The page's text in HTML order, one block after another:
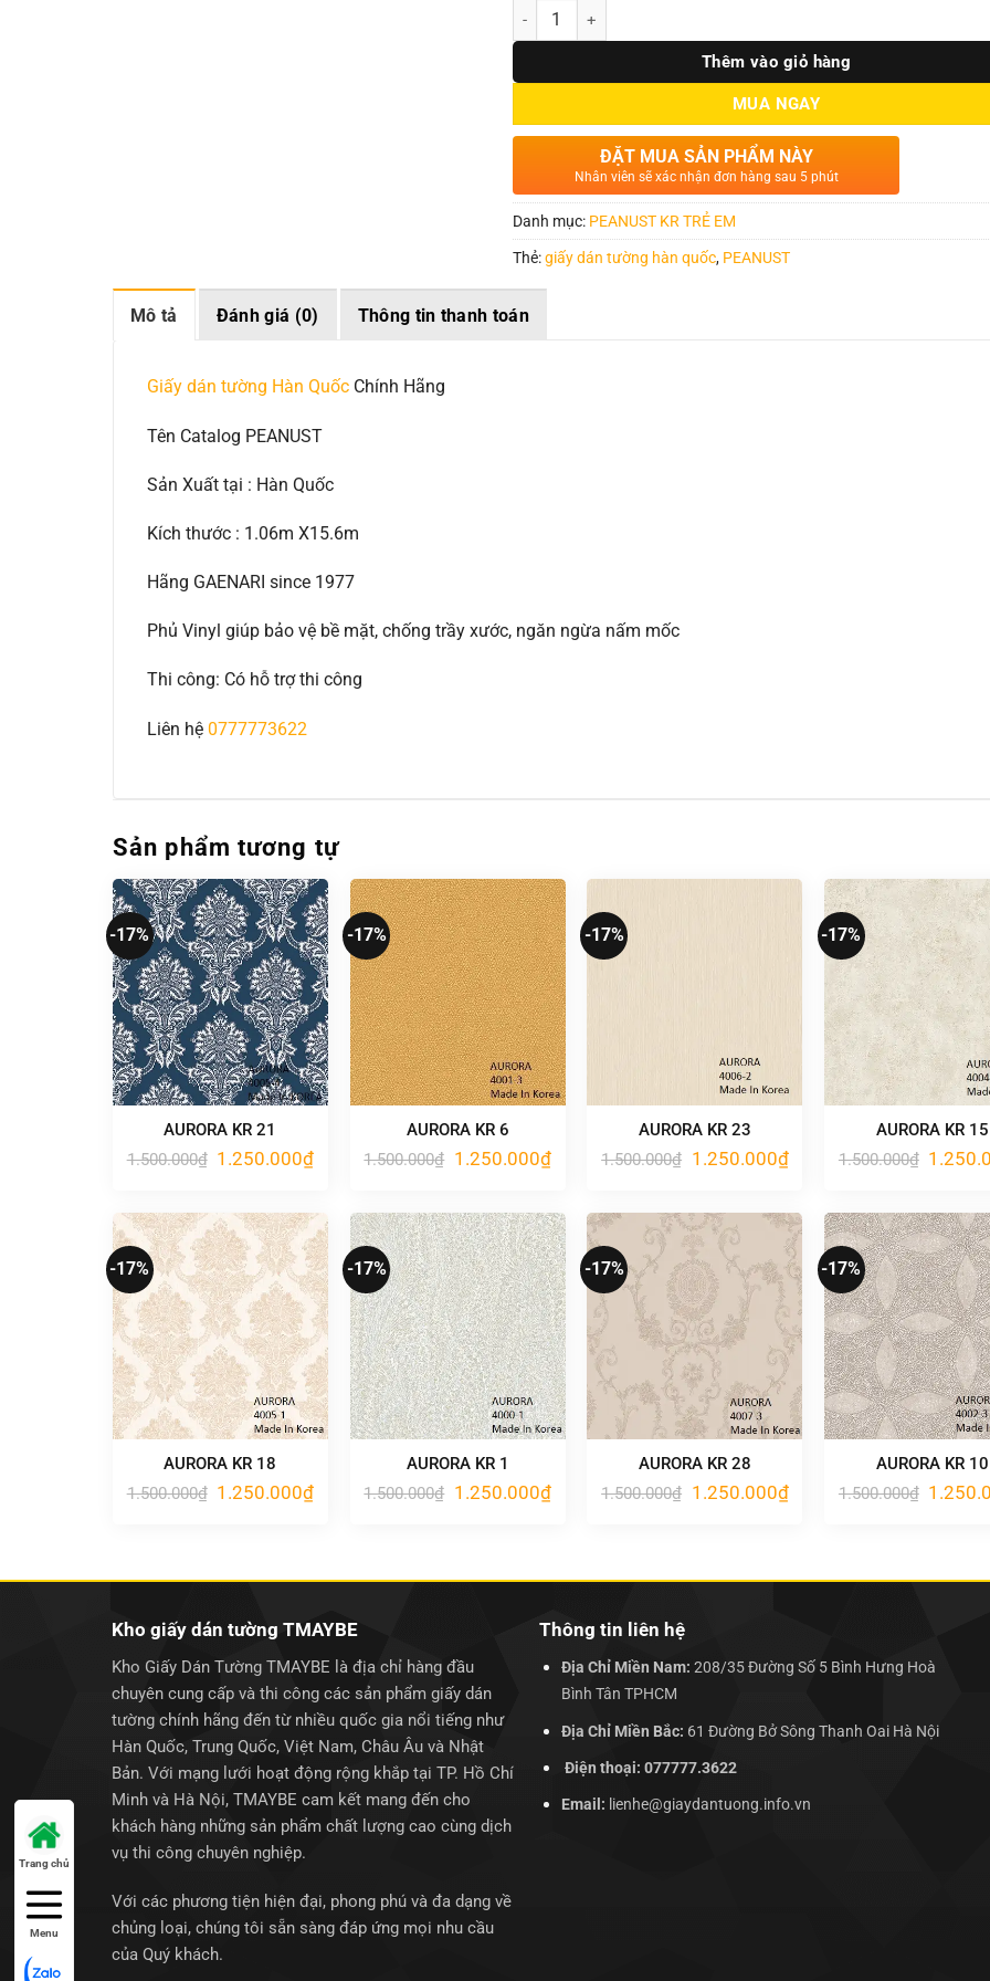
Số lượng
Thêm vào giỏ hàng
MUA NGAY
ĐẶT MUA SẢN PHẨM NÀY
Nhân viên sẽ xác nhận đơn hàng sau 5 phút
Danh mục: PEANUST KR TRẺ EM
Thẻ:giấy dán tường hàn quốc, PEANUST
Mô tả Đánh giá (0) Thông tin thanh toán
Giấy dán tường Hàn Quốc Chính Hãng
Tên Catalog PEANUST
Sản Xuất tại : Hàn Quốc
Kích thước : 1.06m X15.6m
Hãng GAENARI since 1977
Phủ Vinyl giúp bảo vệ bề mặt, chống trầy xước, ngăn ngừa nấm mốc
Thi công: Có hỗ trợ thi công
Liên hệ 0777773622
Sản phẩm tương tự
-17%
AURORA KR 21
1.500.000₫ Giá
1.250.000₫Giá
1.250.000₫.
-17%
AURORA KR 6
1.500.000₫ Giá
1.250.000₫Giá
hiện
1.250.000₫.
-17%
AURORA KR 23
1.500.000₫ Giá
1.250.000₫Giá
hiện
1.250.000₫.
-17%
AURORA KR 15
1.500.000₫ Giá
-17%
AURORA KR 18
1.500.000₫ Giá
1.250.000₫Giá
-17%
AURORA KR 1
1.500.000₫ Giá
1.250.000₫Giá
hiện
-17%
AURORA KR 28
1.500.000₫ Giá
1.250.000₫Giá
hiện
-17%
AURORA KR 10
1.500.000₫ Giá
Kho giấy dán tường TMAYBE
Kho Giấy Dán Tường TMAYBE là địa chỉ hàng đầu
chuyên cung cấp và thi công các sản phẩm giấy dán
tường chính hãng đến từ nhiều quốc gia nổi tiếng như
Hàn Quốc, Trung Quốc, Việt Nam, Châu Âu và Nhật
Bản. Với mạng lưới hoạt động rộng khắp tại TP. Hồ Chí
Minh và Hà Nội, TMAYBE cam kết mang đến cho
khách hàng những sản phẩm chất lượng cao cùng dịch
vụ thi công chuyên nghiệp.
Với các phương tiện hiện đại, phong phú và đa dạng về
chủng loại, chúng tôi sẵn sàng đáp ứng mọi nhu cầu
của Quý khách.
Thông tin liên hệ
Địa Chỉ Miền Nam: 208/35 Đường Số 5 Bình Hưng Hoà
Bình Tân TPHCM
Địa Chỉ Miền Bắc: 61 Đường Bở Sông Thanh Oai Hà Nội
Điện thoại: 077777.3622
Email: lienhe@giaydantuong.info.vn
Trang chủ
Menu